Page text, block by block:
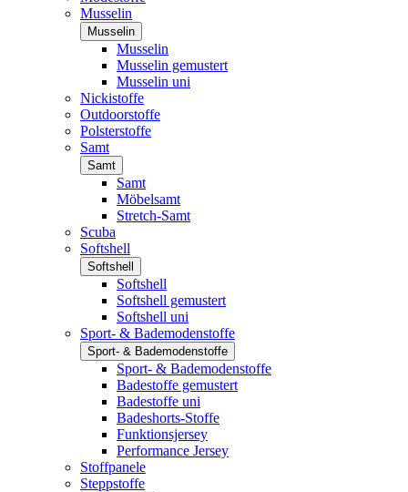
Musselin
Musselin
Musselin
Musselin gemustert
Musselin uni
Nickistoffe
Outdoorstoffe
Polsterstoffe
Samt
Samt
Samt
Möbelsamt
Stretch-Samt
Scuba
Softshell
Softshell
Softshell
Softshell gemustert
Softshell uni
Sport- & Bademodenstoffe
Sport- & Bademodenstoffe
Sport- & Bademodenstoffe
Badestoffe gemustert
Badestoffe uni
Badeshorts-Stoffe
Funktionsjersey
Performance Jersey
Stoffpanele
Steppstoffe